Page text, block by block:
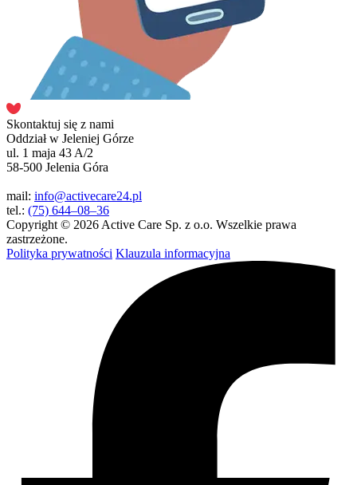
Skontaktuj się z nami
Oddział w Jeleniej Górze
ul. 1 maja 43 A/2
58-500 Jelenia Góra
mail: info@activecare24.pl
tel.: (75) 644–08–36
Copyright © 2026 Active Care Sp. z o.o. Wszelkie prawa
zastrzeżone.
Polityka prywatności Klauzula informacyjna